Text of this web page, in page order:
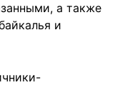
а также
и